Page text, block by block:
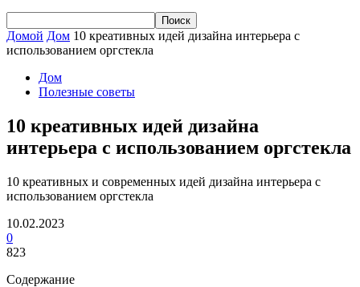
Домой Дом 10 креативных идей дизайна интерьера с
использованием оргстекла
Дом
Полезные советы
10 креативных идей дизайна
интерьера с использованием оргстекла
10 креативных и современных идей дизайна интерьера с
использованием оргстекла
10.02.2023
0
823
Содержание